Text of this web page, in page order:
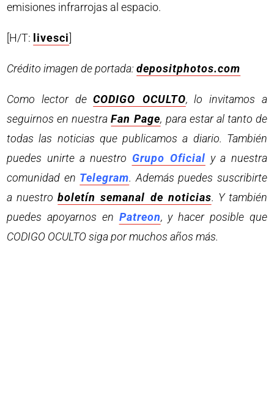
emisiones infrarrojas al espacio.
[H/T: livesci
Crédito imagen de portada:depositphotos.com
Como lector deCODIGO OCULTO, lo invitamos a
seguirnos en nuestraFan Page, para estar al tanto de
todas las noticias que publicamos a diario. También
puedes unirte a nuestro Grupo Oficial y a nuestra
comunidad en Telegram. Además puedes suscribirte
a nuestroboletín semanal de noticias. Y también
puedes apoyarnos en Patreon, y hacer posible que
CODIGO OCULTO siga por muchos años más.